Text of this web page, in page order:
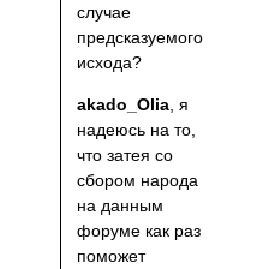
случае
предсказуемого
исхода?
akado_Olia , я
надеюсь на то,
что затея со
сбором народа
на данным
форуме как раз
поможет